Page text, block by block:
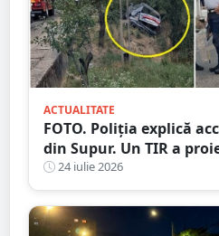
ACTUALITATE
FOTO. Poliția explică
din Supur. Un TIR a
șanț24 iulie 2026